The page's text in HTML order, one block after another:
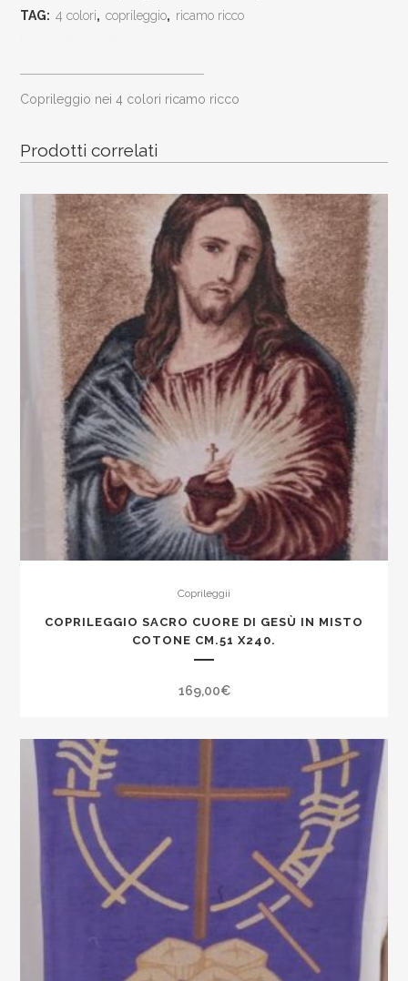
ricamo
ricco
TAG: 4 colori, coprileggio, ricamo ricco
coprileggio nei 4 colori ricamo ricco
Prodotti correlati
Coprileggii
COPRILEGGIO SACRO CUORE DI GESÙ IN MISTO
COTONE CM.51 X240.
169,00€